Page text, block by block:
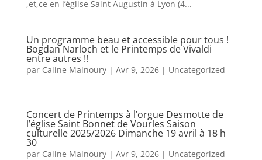
,et,ce en l’église Saint Augustin à Lyon (4...
Un programme beau et accessible pour tous !
Bogdan Narloch et le Printemps de Vivaldi
entre autres !!
par Caline Malnoury| Avr 9, 2026| Uncategorized
Concert de Printemps à l’orgue Desmotte de
l’église Saint Bonnet de Vourles Saison
culturelle 2025/2026 Dimanche 19 avril à 18 h
30
par Caline Malnoury| Avr 9, 2026| Uncategorized